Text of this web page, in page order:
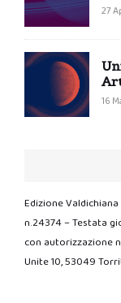
27
16
Edizione Valdichiana
n.24374 – Testata
con autorizzazione
Unite 10, 53049